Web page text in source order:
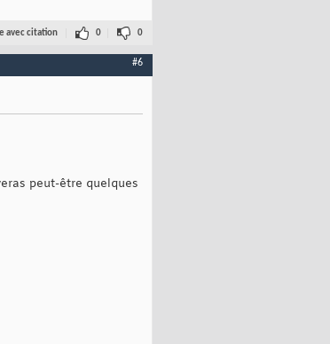
avec citation 0 0
#6
peut-être quelques